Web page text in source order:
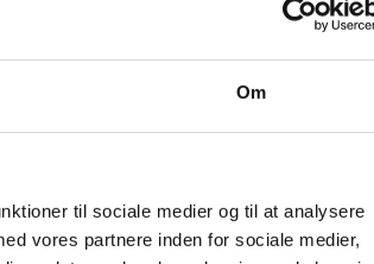
Om
til sociale medier og til at analysere
vores partnere inden for sociale medier,
problemet. Prøv venligst igen